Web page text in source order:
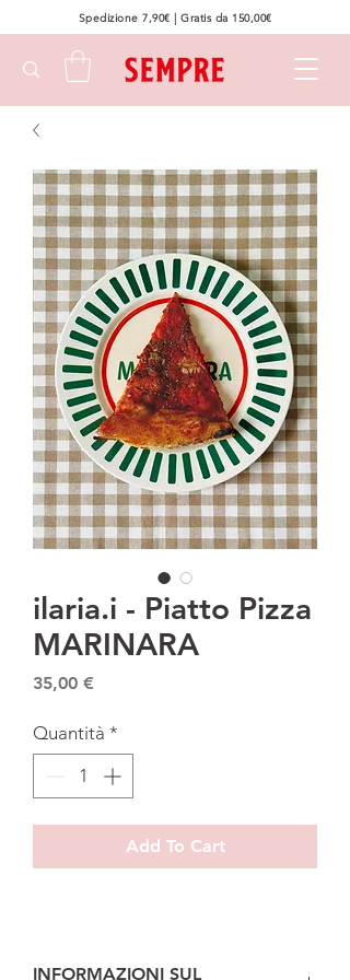
Spedizione 7,90€ | Gratis da 150,00€
ilaria.i - Piatto Pizza
MARINARA
35,00 €
Quantità *
Add To Cart
INFORMAZIONI SUL